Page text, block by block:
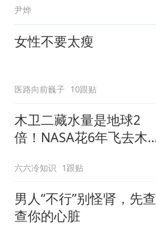
尹烨
女性不要太瘦
医路向前巍子 10跟贴
木卫二藏水量是地球2
倍！NASA花6年飞去木
六六冷知识 1跟贴
男人“不行”别怪肾，先查
查你的心脏